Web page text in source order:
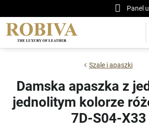
Panel
Szale i apaszki
Damska apaszka z
jednolitym kolorze
7D-S04-X33